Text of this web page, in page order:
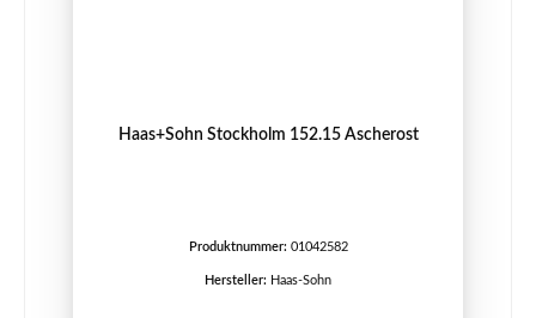
Haas+Sohn Stockholm 152.15 Ascherost
Produktnummer: 01042582
Hersteller: Haas-Sohn